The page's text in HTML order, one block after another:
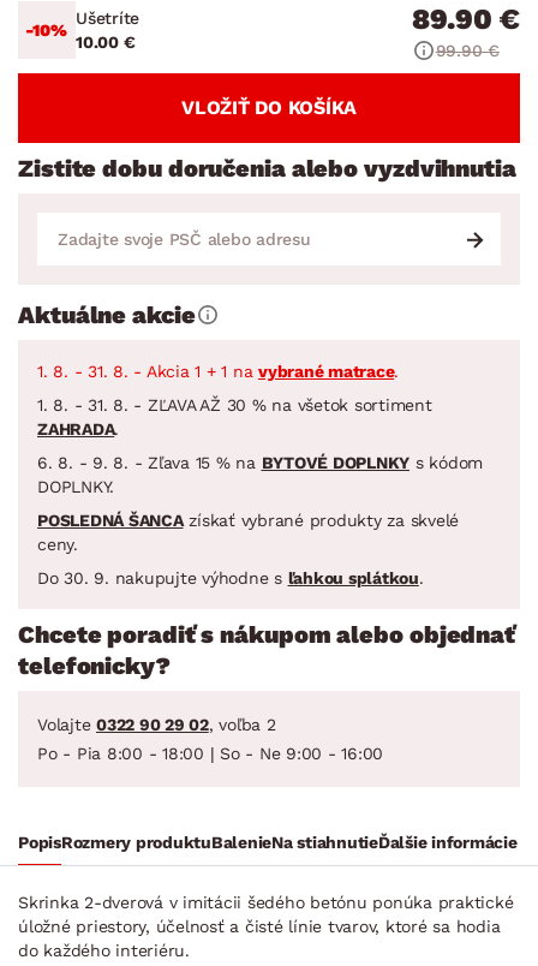
-10%
Ušetríte
10.00 €
89.90 €
99.90 €
VLOŽIŤ DO KOŠÍKA
Zistite dobu doručenia alebo vyzdvihnutia
Aktuálne akcie
1. 8. - 31. 8. - Akcia 1 + 1 na vybrané matrace.
1. 8. - 31. 8. - ZĽAVA AŽ 30 % na všetok sortiment
ZAHRADA.
6. 8. - 9. 8. - Zľava 15 % na BYTOVÉ DOPLNKY s kódom
DOPLNKY.
POSLEDNÁ ŠANCAzískať vybrané produkty za skvelé
ceny.
Do 30. 9. nakupujte výhodne s ľahkou splátkou.
Chcete poradiť s nákupom alebo objednať
telefonicky?
Volajte 0322 90 29 02, voľba 2
Po - Pia 8:00 - 18:00 | So - Ne 9:00 - 16:00
PopisRozmery produktuBalenieNa stiahnutieĎalšie informácie
Skrinka 2-dverová v imitácii šedého betónu ponúka praktické
úložné priestory, účelnosť a čisté línie tvarov, ktoré sa hodia
do každého interiéru.